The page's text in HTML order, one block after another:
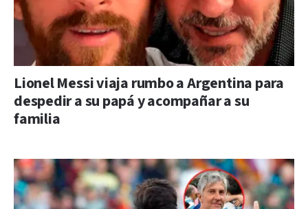
Lionel Messi viaja rumbo a Argentina para
despedir a su papá y acompañar a su
familia